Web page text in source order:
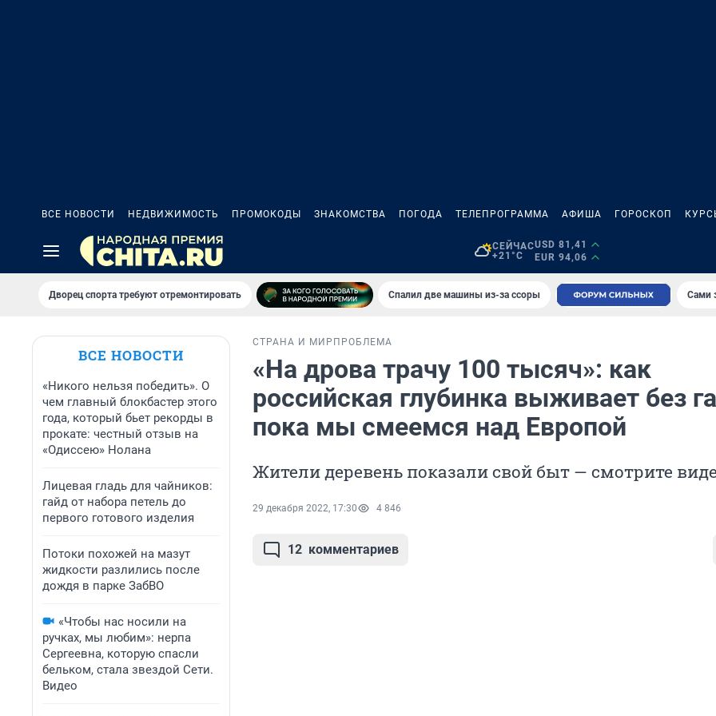
ВСЕ НОВОСТИ НЕДВИЖИМОСТЬ ПРОМОКОДЫ ЗНАКОМСТВА ПОГОДА ТЕЛЕПРОГРАММА АФИША ГОРОСКОП
СЕЙЧАС
+21°C
USD 81,41
EUR 94,06
Дворец спорта требуют отремонтировать Спалил две машины из-за ссоры Сами
ВСЕ НОВОСТИ
«Никого нельзя победить». О
чем главный блокбастер этого
года, который бьет рекорды в
прокате: честный отзыв на
«Одиссею» Нолана
Лицевая гладь для чайников:
гайд от набора петель до
первого готового изделия
Потоки похожей на мазут
жидкости разлились после
дождя в парке ЗабВО
«Чтобы нас носили на
ручках, мы любим»: нерпа
Сергеевна, которую спасли
бельком, стала звездой Сети.
Видео
СТРАНА И МИР ПРОБЛЕМА
«На дрова трачу 100 тысяч»: как
российская глубинка выживает без
пока мы смеемся над Европой
Жители деревень показали свой быт — смотрите
29 декабря 2022, 17:30 4 846
12 комментариев